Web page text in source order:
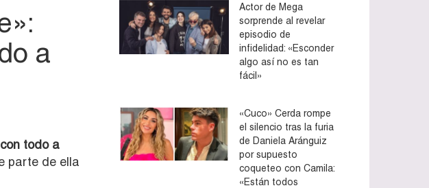
a
todo a
parte de ella
Actor de Mega
sorprende al revelar
episodio de
infidelidad: «Esconder
algo así no es tan
fácil»
«Cuco» Cerda rompe
el silencio tras la furia
de Daniela Aránguiz
por supuesto
coqueteo con Camila:
«Están todos